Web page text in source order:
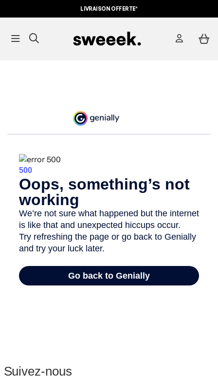
LIVRAISON OFFERTE*
Suivez-nous